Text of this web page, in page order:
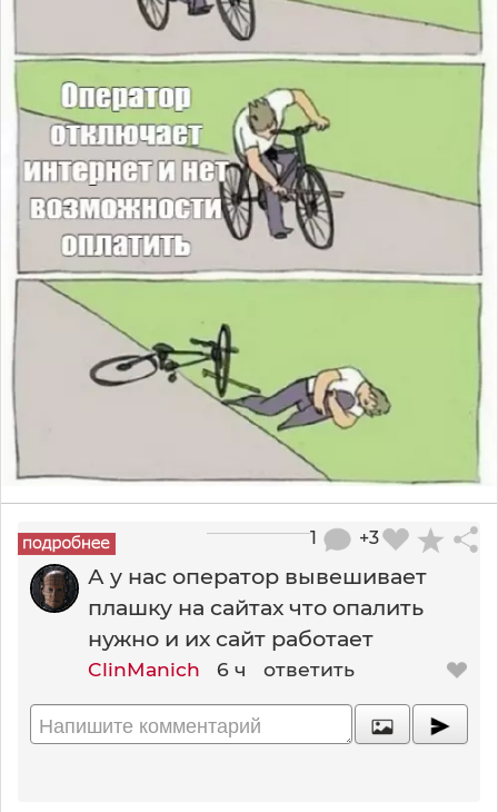
+3
1
А у нас оператор вывешивает
плашку на сайтах что опалить
нужно и их сайт работает
ClinManich 6 ч ответить